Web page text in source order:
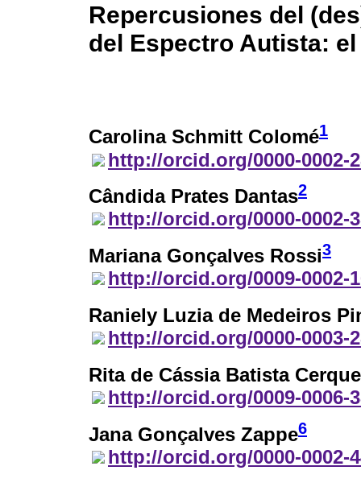
Repercusiones del
del Espectro Autista:
Carolina Schmitt Colomé1
http://orcid.org/0000-0002-
Cândida Prates Dantas2
http://orcid.org/0000-0002-
Mariana Gonçalves Rossi3
http://orcid.org/0009-0002-
Raniely Luzia de Medeiros
http://orcid.org/0000-0003-
Rita de Cássia Batista
http://orcid.org/0009-0006-
Jana Gonçalves Zappe6
http://orcid.org/0000-0002-